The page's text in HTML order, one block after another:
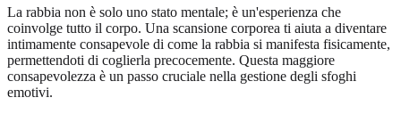
La rabbia non è solo uno stato mentale; è un'esperienza che
coinvolge tutto il corpo. Una scansione corporea ti aiuta a diventare
intimamente consapevole di come la rabbia si manifesta fisicamente,
permettendoti di coglierla precocemente. Questa maggiore
consapevolezza è un passo cruciale nella gestione degli sfoghi
emotivi.